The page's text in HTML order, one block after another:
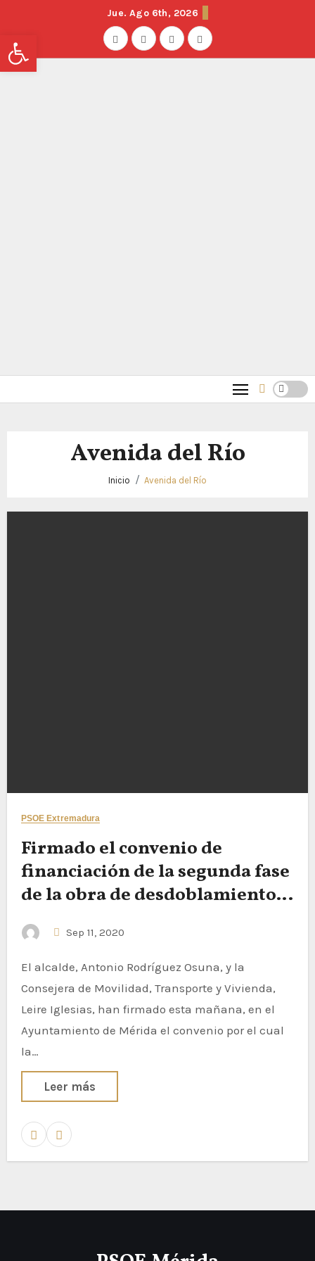
Jue. Ago 6th, 2026
Avenida del Río
Inicio Avenida del Río
PSOE Extremadura
Firmado el convenio de
financiación de la segunda fase
de la obra de desdoblamiento
de la Avenida del Río
Sep 11, 2020
El alcalde, Antonio Rodríguez Osuna, y la
Consejera de Movilidad, Transporte y Vivienda,
Leire Iglesias, han firmado esta mañana, en el
Ayuntamiento de Mérida el convenio por el cual
la…
Leer más
Abrir barra de herramientas